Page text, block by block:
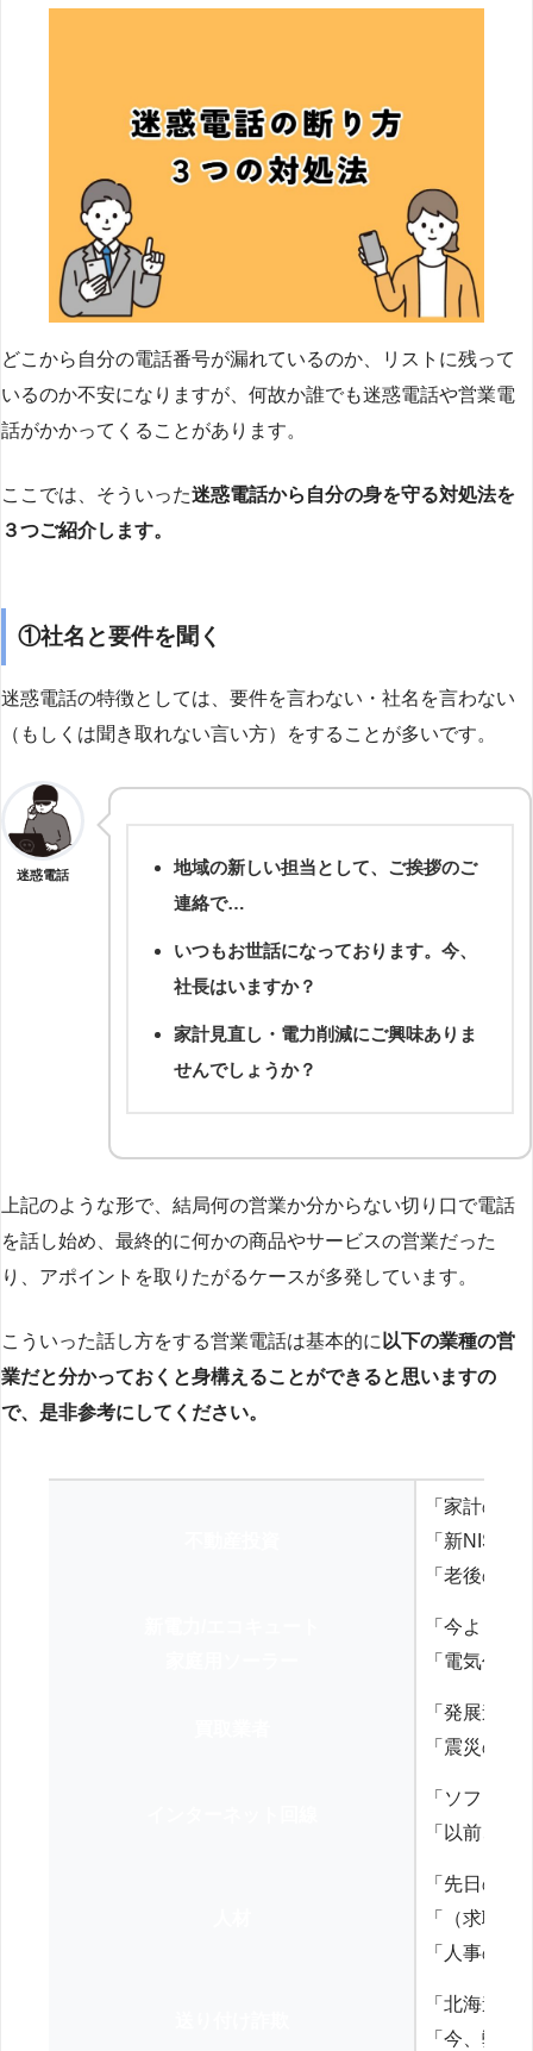
どこから自分の電話番号が漏れているのか、リストに残って
いるのか不安になりますが、何故か誰でも迷惑電話や営業電
話がかかってくることがあります。
ここでは、そういった迷惑電話から自分の身を守る対処法を
３つご紹介します。
①社名と要件を聞く
迷惑電話の特徴としては、要件を言わない・社名を言わない
（もしくは聞き取れない言い方）をすることが多いです。
迷惑電話
地域の新しい担当として、ご挨拶のご
連絡で…
いつもお世話になっております。今、
社長はいますか？
家計見直し・電力削減にご興味ありま
せんでしょうか？
上記のような形で、結局何の営業か分からない切り口で電話
を話し始め、最終的に何かの商品やサービスの営業だった
り、アポイントを取りたがるケースが多発しています。
こういった話し方をする営業電話は基本的に 以下の業種の営
業だと分かっておくと身構えることができると思いますの
で、是非参考にしてください。
「家計の見
「新NISA
「老後の
「今より
「電気代を
「発展途
「震災の
「ソフト
「以前、
「先日の
「（求職
「人事の方
「北海道
「今、弊